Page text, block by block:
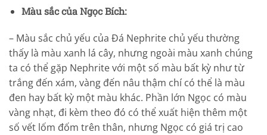
Màu sắc của Ngọc Bích:
– Màu sắc chủ yếu của Đá Nephrite chủ yếu thường
thấy là màu xanh lá cây, nhưng ngoài màu xanh chúng
ta có thể gặp Nephrite với một số màu bất kỳ như từ
trắng đến xám, vàng đến nâu thậm chí có thể là màu
đen hay bất kỳ một màu khác. Phần lớn Ngọc có màu
vàng nhạt, đi kèm theo đó có thể xuất hiện thêm một
số vết lốm đốm trên thân, nhưng Ngọc có giá trị cao